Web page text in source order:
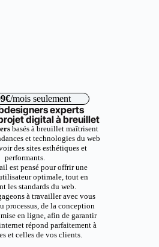
/mois seulement
experts
digital à breuillet
basés à breuillet maîtrisent
et technologies du web
des sites esthétiques et
performants.
est pensé pour offrir une
optimale, tout en
les standards du web.
à travailler avec vous
processus, de la conception
en ligne, afin de garantir
répond parfaitement à
et celles de vos clients.